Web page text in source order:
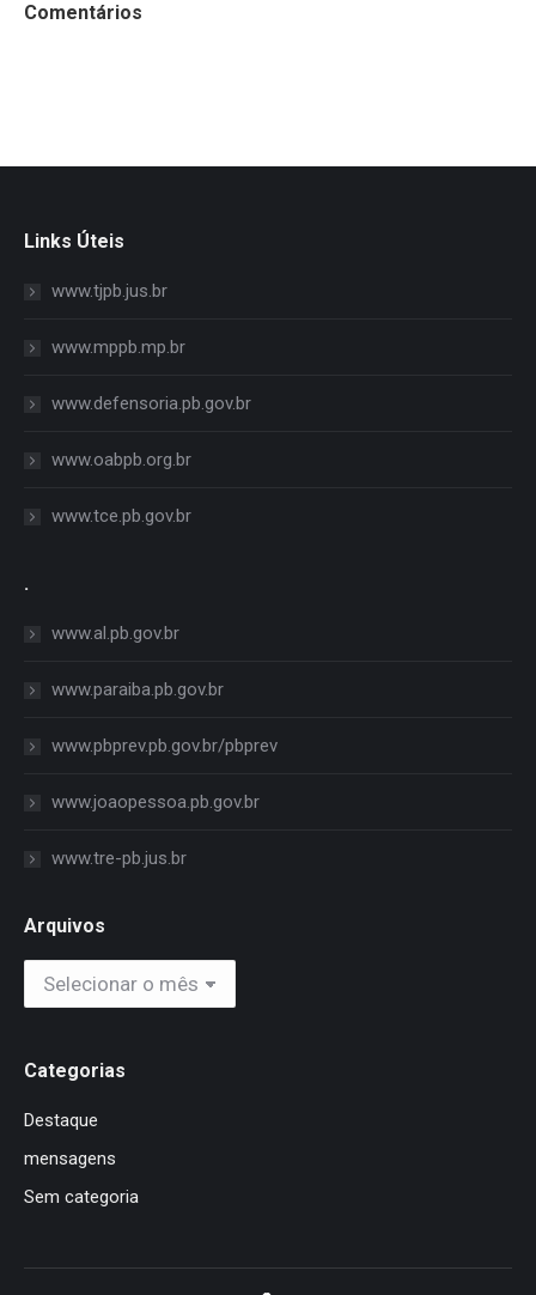
Comentários
Links Úteis
www.tjpb.jus.br
www.mppb.mp.br
www.defensoria.pb.gov.br
www.oabpb.org.br
www.tce.pb.gov.br
.
www.al.pb.gov.br
www.paraiba.pb.gov.br
www.pbprev.pb.gov.br/pbprev
www.joaopessoa.pb.gov.br
www.tre-pb.jus.br
Arquivos
Arquivos
Categorias
Destaque
mensagens
Sem categoria